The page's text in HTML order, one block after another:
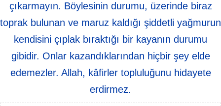
çıkarmayın. Böylesinin durumu, üzerinde biraz
toprak bulunan ve maruz kaldığı şiddetli yağmurun
kendisini çıplak bıraktığı bir kayanın durumu
gibidir. Onlar kazandıklarından hiçbir şey elde
edemezler. Allah, kâfirler topluluğunu hidayete
erdirmez.